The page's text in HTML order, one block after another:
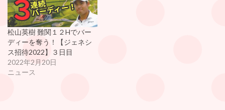
松山英樹 難関１２Hでバー
ディーを奪う！【ジェネシ
ス招待2022】３日目
2022年2月20日
ニュース